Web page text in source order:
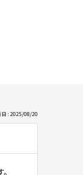
日 : 2025/08/20